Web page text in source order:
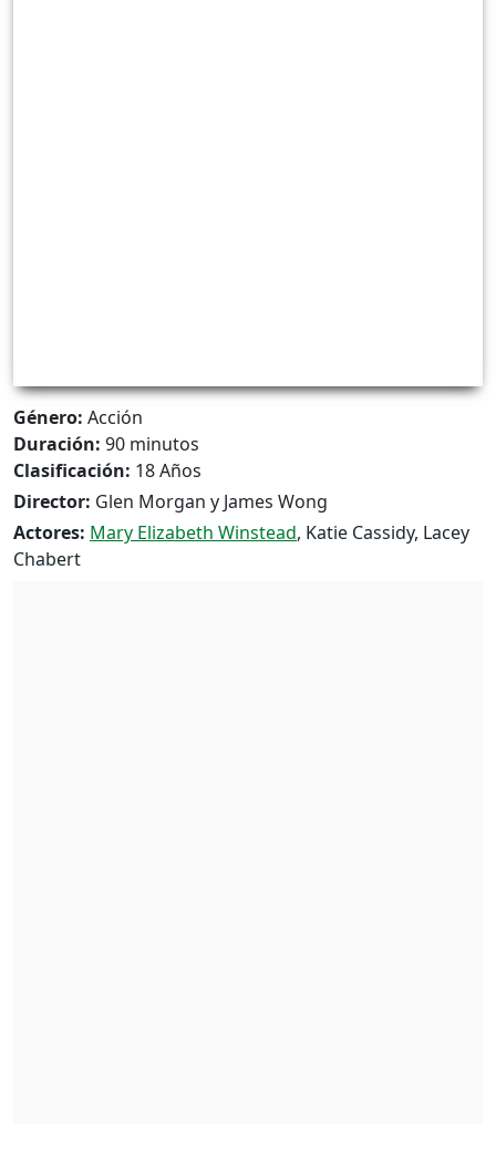
Género: Acción
Duración: 90 minutos
Clasificación: 18 Años
Director: Glen Morgan y James Wong
Actores: Mary Elizabeth Winstead, Katie Cassidy, Lacey
Chabert